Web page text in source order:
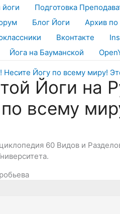
Подготовка
Блог Йоги Архив по
Вконтакте
Йога на Бауманской
Йоги на
всему
60 Видов и